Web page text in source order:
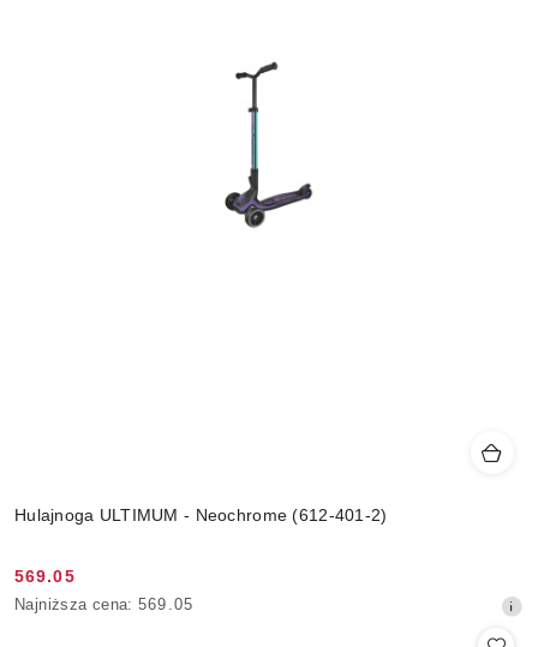
Hulajnoga ULTIMUM - Neochrome (612-401-2)
Cena
promocyjna:
569.05
Najniższa
Najniższa cena: 569.05